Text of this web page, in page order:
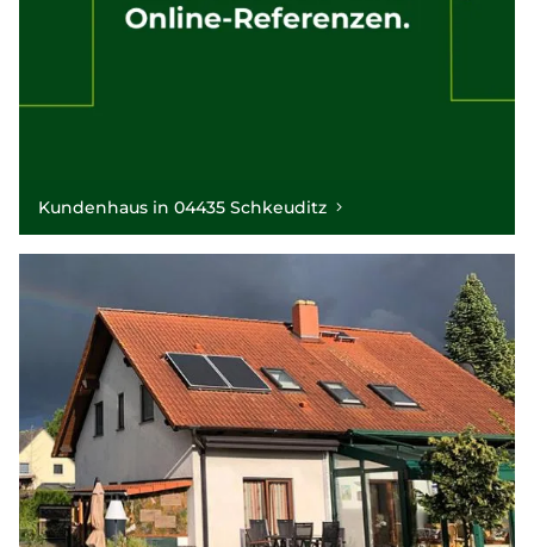
Kundenhaus in 04435 Schkeuditz